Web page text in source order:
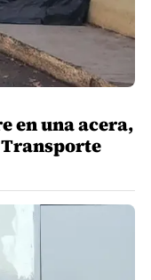
en una acera,